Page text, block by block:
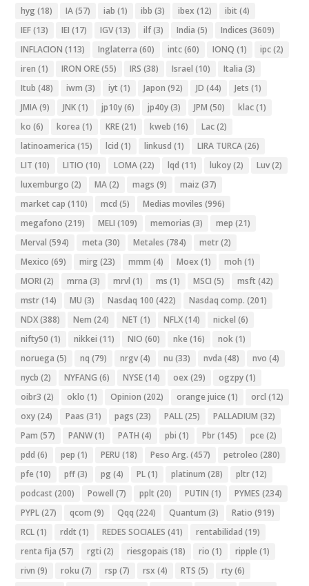
hyg (18) IA(57) iab (1) ibb (3) ibex (12) ibit (4)
IEF(13) IEI (17) IGV(13) ilf(3) India (5) Indices (3609)
INFLACION (113) Inglaterra (60) intc(60) IONQ (1) ipc(2)
iren (1) IRON ORE(55) IRS (38) Israel (10) Italia (3)
Itub (48) iwm (3) iyt (1) Japon (92) JD (44) Jets (1)
JMIA(9) JNK(1) jp10y(6) jp40y(3) JPM (50) klac(1)
ko (6) korea (1) KRE(21) kweb (16) Lac(2)
latinoamerica (15) lcid (1) linkusd (1) LIRA TURCA(26)
LIT (10) LITIO (10) LOMA(22) lqd (11) lukoy(2) Luv(2)
luxemburgo (2) MA(2) mags (9) maiz (37)
market cap (110) mcd (5) Medias moviles (996)
megafono (219) MELI (109) memorias (3) mep (21)
Merval (594) meta (30) Metales (784) metr(2)
Mexico (69) mirg (23) mmm (4) Moex (1) moh (1)
MORI (2) mrna (3) mrvl (1) ms (1) MSCI (5) msft (42)
mstr(14) MU (3) Nasdaq 100 (422) Nasdaq comp. (201)
NDX(388) Nem (24) NET (1) NFLX(14) nickel (6)
nifty50 (1) nikkei (11) NIO (60) nke (16) nok(1)
noruega (5) nq (79) nrgv(4) nu (33) nvda (48) nvo (4)
nycb (2) NYFANG (6) NYSE(14) oex (29) ogzpy(1)
oibr3 (2) oklo (1) Opinion (202) orange juice (1) orcl (12)
oxy(24) Paas (31) pags (23) PALL(25) PALLADIUM (32)
Pam (57) PANW(1) PATH (4) pbi (1) Pbr(145) pce (2)
pdd (6) pep (1) PERU (18) Peso Arg. (457) petroleo (280)
pfe (10) pff(3) pg (4) PL(1) platinum (28) pltr(12)
podcast (200) Powell (7) pplt (20) PUTIN (1) PYMES (234)
PYPL(27) qcom (9) Qqq (224) Quantum (3) Ratio (919)
RCL(1) rddt (1) REDES SOCIALES (41) rentabilidad (19)
renta fija (57) rgti (2) riesgopais (18) rio (1) ripple (1)
rivn (9) roku (7) rsp (7) rsx (4) RTS (5) rty(6)